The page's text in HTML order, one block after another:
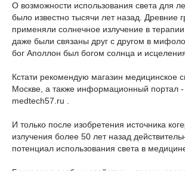
О возможности использования света для
было известно тысячи лет назад. Древние
применяли солнечное излучение в
даже были связаны друг с другом в
бог Аполлон был богом солнца и
Кстати рекомендую магазин медицинское
Москве, а также информационный портал -
medtech57.ru .
И только после изобретения источника
излучения более 50 лет назад
потенциал использования света в